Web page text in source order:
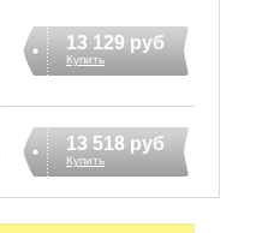
13 129 руб
Купить
13 518 руб
Купить